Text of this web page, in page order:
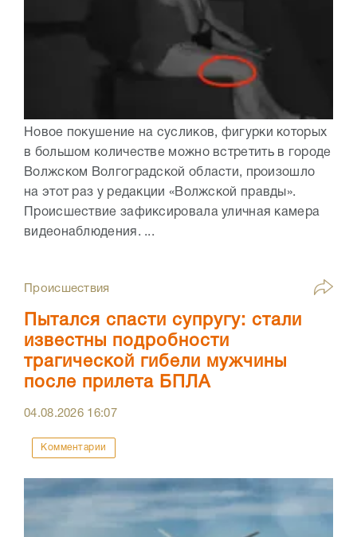
Новое покушение на сусликов, фигурки которых
в большом количестве можно встретить в городе
Волжском Волгоградской области, произошло
на этот раз у редакции «Волжской правды».
Происшествие зафиксировала уличная камера
видеонаблюдения. ...
Происшествия
Пытался спасти супругу: стали
известны подробности
трагической гибели мужчины
после прилета БПЛА
04.08.2026 16:07
Комментарии